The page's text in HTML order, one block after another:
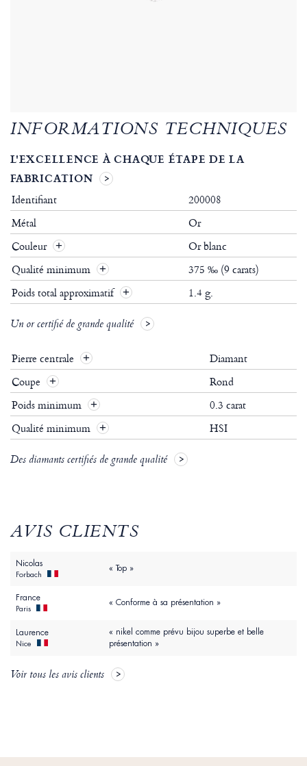
INFORMATIONS TECHNIQUES
L'EXCELLENCE À CHAQUE ÉTAPE DE LA
FABRICATION
Identifiant
200008
Métal
Or
Couleur
Or blanc
Qualité minimum
375 ‰ (9 carats)
Poids total approximatif
1.4 g.
Un or certifié de grande qualité
Pierre centrale
Diamant
Coupe
Rond
Poids minimum
0.3 carat
Qualité minimum
HSI
Des diamants certifiés de grande qualité
AVIS CLIENTS
Nicolas
Forbach
« Top »
France
Paris
« Conforme à sa présentation »
Laurence
Nice
« nikel comme prévu bijou superbe et belle
présentation »
Voir tous les avis clients